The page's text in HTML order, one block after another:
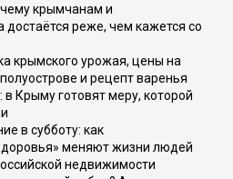
крымчанам и
достаётся реже, чем кажется со
крымского урожая, цены на
и рецепт варенья
в Крыму готовят меру, которой
в субботу: как
меняют жизни людей
недвижимости